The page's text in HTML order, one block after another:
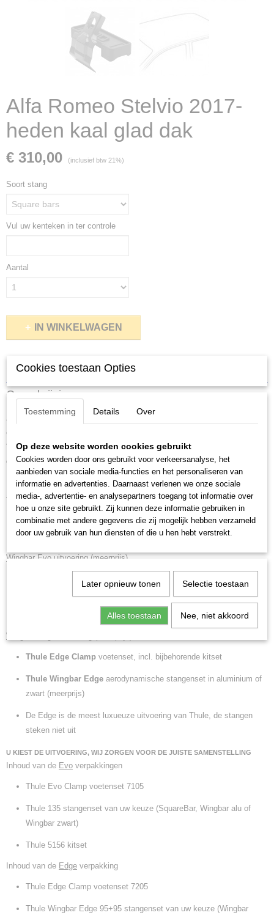
Alfa Romeo Stelvio 2017-
heden kaal glad dak
€ 310,00 (inclusief btw 21%)
Soort stang
Vul uw kenteken in ter controle
Aantal
IN WINKELWAGEN
Specificaties
Productcode
7105-135-5156
Omschrijving
Alfa Romeo Stelvio
5 deurs SUV , bouwjaar 2017-heden met
een kaal glad dak.
Thule set dakdragers voor montage in de deursponning. Veilig en
gegarandeerde pasvorm.
Standaard uitvoering
Thule Evo Clamp voetenset, incl. bijbehorende kitset
Thule SquareBar Evorechthoekige stangenset
Wingbar Evo uitvoering(meerprijs)
Thule Evo Clamp voetenset, incl. bijbehorende kitset
stille en veilige stangenset in aluminium of
Wingbar Edge uitvoering
Thule Edge Clamp voetenset, incl. bijbehorende kitset
Thule Wingbar Edge aerodynamische stangenset in aluminium of
zwart (meerprijs)
De Edge is de meest luxueuze uitvoering van Thule, de stangen
steken niet uit
U KIEST DE UITVOERING, WIJ ZORGEN VOOR DE JUISTE SAMENSTELLING
Inhoud van de Evo verpakkingen
Thule Evo Clamp voetenset 7105
Thule 135 stangenset van uw keuze (SquareBar, Wingbar alu of
Wingbar zwart)
Thule 5156 kitset
Inhoud van de Edge verpakking
Thule Edge Clamp voetenset 7205
Thule Wingbar Edge 95+95 stangenset van uw keuze (Wingbar
Cookies toestaan Opties
Toestemming Details Over
Op deze website worden cookies gebruikt
Cookies worden door ons gebruikt voor verkeersanalyse, het
aanbieden van sociale media-functies en het personaliseren van
informatie en advertenties. Daarnaast verlenen we onze sociale
media-, advertentie- en analysepartners toegang tot informatie over
hoe u onze site gebruikt. Zij kunnen deze informatie gebruiken in
combinatie met andere gegevens die zij mogelijk hebben verzameld
door uw gebruik van hun diensten of die u hen hebt verstrekt.
Later opnieuw tonen Selectie toestaan
Alles toestaan Nee, niet akkoord